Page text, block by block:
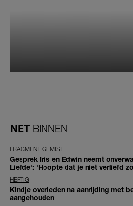
NET BINNEN
FRAGMENT GEMIST
Gesprek Iris en Edwin neemt
Liefde': 'Hoopte dat je niet verliefd
HEFTIG
Kindje overleden na aanrijding met
aangehouden